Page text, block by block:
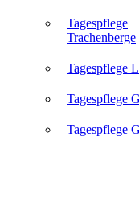
Tagespflege
Trachenberge
Tagespflege
Tagespflege
Tagespflege